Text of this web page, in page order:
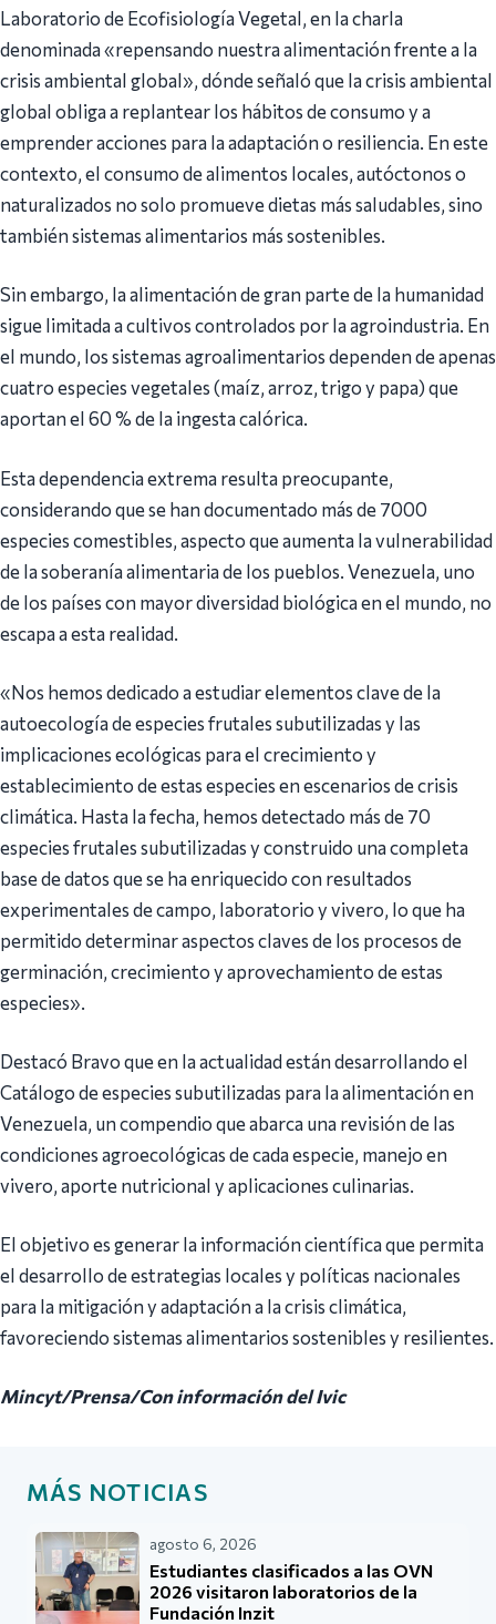
Laboratorio de Ecofisiología Vegetal, en la charla
denominada «repensando nuestra alimentación frente a la
crisis ambiental global», dónde señaló que la crisis ambiental
global obliga a replantear los hábitos de consumo y a
emprender acciones para la adaptación o resiliencia. En este
contexto, el consumo de alimentos locales, autóctonos o
naturalizados no solo promueve dietas más saludables, sino
también sistemas alimentarios más sostenibles.
Sin embargo, la alimentación de gran parte de la humanidad
sigue limitada a cultivos controlados por la agroindustria. En
el mundo, los sistemas agroalimentarios dependen de apenas
cuatro especies vegetales (maíz, arroz, trigo y papa) que
aportan el 60 % de la ingesta calórica.
Esta dependencia extrema resulta preocupante,
considerando que se han documentado más de 7000
especies comestibles, aspecto que aumenta la vulnerabilidad
de la soberanía alimentaria de los pueblos. Venezuela, uno
de los países con mayor diversidad biológica en el mundo, no
escapa a esta realidad.
«Nos hemos dedicado a estudiar elementos clave de la
autoecología de especies frutales subutilizadas y las
implicaciones ecológicas para el crecimiento y
establecimiento de estas especies en escenarios de crisis
climática. Hasta la fecha, hemos detectado más de 70
especies frutales subutilizadas y construido una completa
base de datos que se ha enriquecido con resultados
experimentales de campo, laboratorio y vivero, lo que ha
permitido determinar aspectos claves de los procesos de
germinación, crecimiento y aprovechamiento de estas
especies».
Destacó Bravo que en la actualidad están desarrollando el
Catálogo de especies subutilizadas para la alimentación en
Venezuela, un compendio que abarca una revisión de las
condiciones agroecológicas de cada especie, manejo en
vivero, aporte nutricional y aplicaciones culinarias.
El objetivo es generar la información científica que permita
el desarrollo de estrategias locales y políticas nacionales
para la mitigación y adaptación a la crisis climática,
favoreciendo sistemas alimentarios sostenibles y resilientes.
Mincyt/Prensa/Con información del Ivic
MÁS NOTICIAS
agosto 6, 2026
Estudiantes clasificados a las OVN
2026 visitaron laboratorios de la
Fundación Inzit